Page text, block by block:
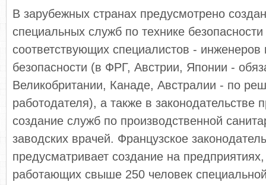
В зарубежных странах предусмотрено
специальных служб по технике
соответствующих специалистов - инженеров
безопасности (в ФРГ, Австрии, Японии -
Великобритании, Канаде, Австралии - по
работодателя), а также в законодательстве
создание служб по производственной
заводских врачей. Французское
предусматривает создание на
работающих свыше 250 человек